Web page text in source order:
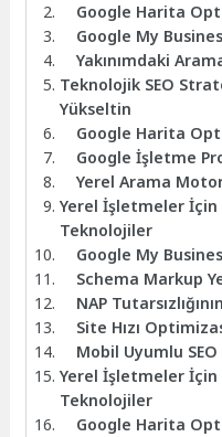
Google Harita
Google My
Yakınımdaki
Teknolojik SEO
Yükseltin
Google Harita
Google İşletme
Yerel Arama
Yerel İşletmeler İçin
Teknolojiler
Google My
Schema Markup
NAP
Site Hızı
Mobil Uyumlu SEO
Yerel İşletmeler İçin
Teknolojiler
Google Harita